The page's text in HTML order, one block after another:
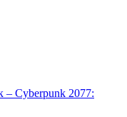
– Cyberpunk 2077: